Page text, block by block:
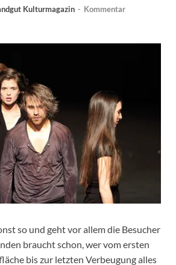
Kulturmagazin - Kommentar
so und geht vor allem die Besucher
braucht schon, wer vom ersten
bis zur letzten Verbeugung alles